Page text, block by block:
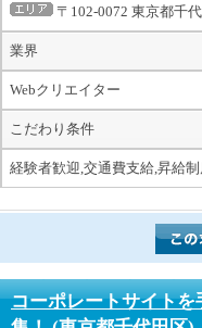
〒102-0072 東京都千
業界
Webクリエイター
こだわり条件
経験者歓迎,交通費支給,昇給
コーポレートサイト